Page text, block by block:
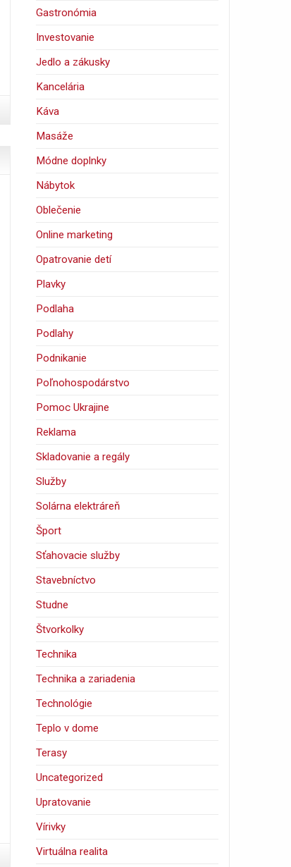
Gastronómia
Investovanie
Jedlo a zákusky
Kancelária
Káva
Masáže
Módne doplnky
Nábytok
Oblečenie
Online marketing
Opatrovanie detí
Plavky
Podlaha
Podlahy
Podnikanie
Poľnohospodárstvo
Pomoc Ukrajine
Reklama
Skladovanie a regály
Služby
Solárna elektráreň
Šport
Sťahovacie služby
Stavebníctvo
Studne
Štvorkolky
Technika
Technika a zariadenia
Technológie
Teplo v dome
Terasy
Uncategorized
Upratovanie
Vírivky
Virtuálna realita